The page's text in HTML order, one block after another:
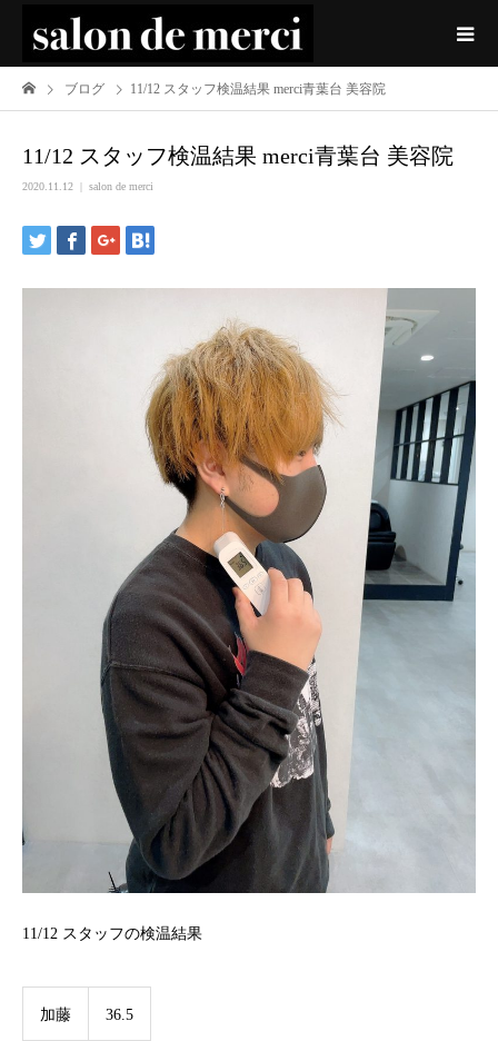
ブログ 11/12 スタッフ検温結果 merci青葉台 美容院
11/12 スタッフ検温結果 merci青葉台 美容院
2020.11.12 salon de merci
11/12 スタッフの検温結果
加藤 36.5